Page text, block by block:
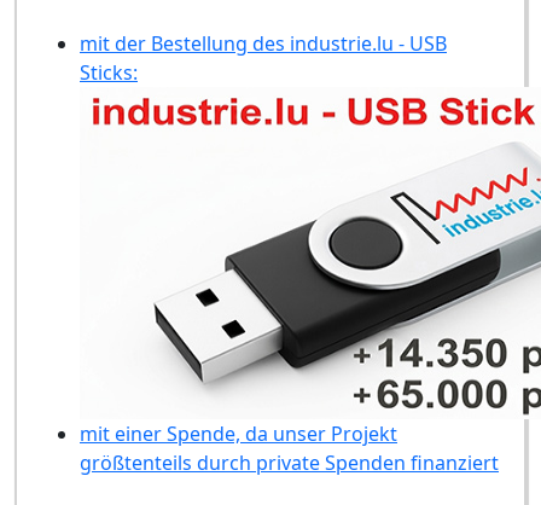
mit der Bestellung des industrie.lu - USB
Sticks:
mit einer Spende, da unser Projekt
größtenteils durch private Spenden finanziert